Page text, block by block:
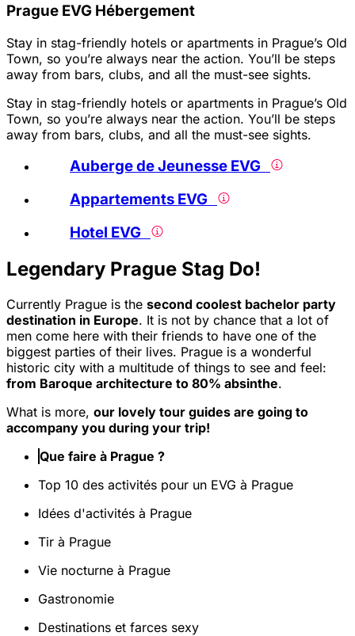
Prague EVG Hébergement
Stay in stag-friendly hotels or apartments in Prague’s Old
Town, so you’re always near the action. You’ll be steps
away from bars, clubs, and all the must-see sights.
Stay in stag-friendly hotels or apartments in Prague’s Old
Town, so you’re always near the action. You’ll be steps
away from bars, clubs, and all the must-see sights.
Auberge de Jeunesse EVG
Appartements EVG
Hotel EVG
Legendary Prague Stag Do!
Currently Prague is the second coolest bachelor party
destination in Europe. It is not by chance that a lot of
men come here with their friends to have one of the
biggest parties of their lives. Prague is a wonderful
historic city with a multitude of things to see and feel:
from Baroque architecture to 80% absinthe.
What is more, our lovely tour guides are going to
accompany you during your trip!
Que faire à Prague ?
Top 10 des activités pour un EVG à Prague
Idées d'activités à Prague
Tir à Prague
Vie nocturne à Prague
Gastronomie
Destinations et farces sexy